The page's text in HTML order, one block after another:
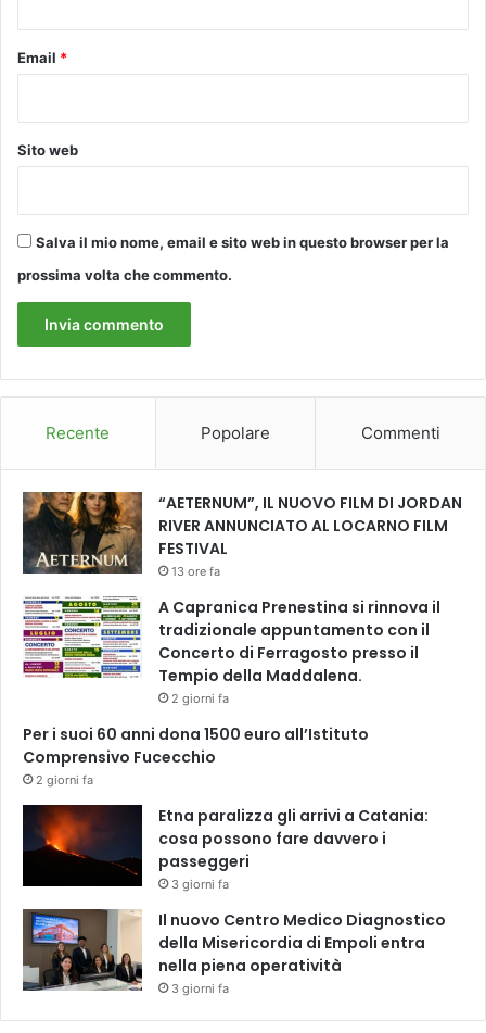
a
Email *
Sito web
Salva il mio nome, email e sito web in questo browser per la
prossima volta che commento.
Recente Popolare Commenti
“AETERNUM”, IL NUOVO FILM DI JORDAN
RIVER ANNUNCIATO AL LOCARNO FILM
FESTIVAL
13 ore fa
A Capranica Prenestina si rinnova il
tradizionale appuntamento con il
Concerto di Ferragosto presso il
Tempio della Maddalena.
2 giorni fa
Per i suoi 60 anni dona 1500 euro all’Istituto
Comprensivo Fucecchio
2 giorni fa
Etna paralizza gli arrivi a Catania:
cosa possono fare davvero i
passeggeri
3 giorni fa
Il nuovo Centro Medico Diagnostico
della Misericordia di Empoli entra
nella piena operatività
3 giorni fa